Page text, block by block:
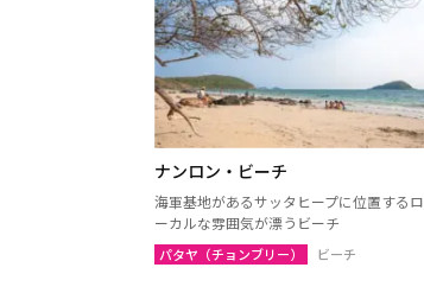
ナコーンサワン
プレー
ウッタラディット
ウドーンターニー
ウボンラーチャターニー
ナンロン・ビーチ
海軍基地があるサッタヒープに位置するロ
ーカルな雰囲気が漂うビーチ
パタヤ（チョンブリー） ビーチ